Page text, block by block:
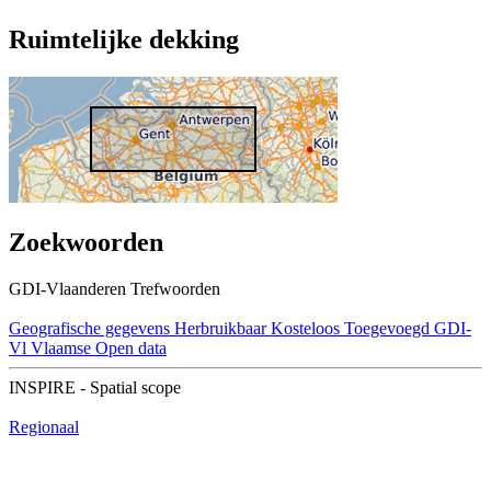
Ruimtelijke dekking
Zoekwoorden
GDI-Vlaanderen Trefwoorden
Geografische gegevens Herbruikbaar Kosteloos Toegevoegd GDI-
Vl Vlaamse Open data
INSPIRE - Spatial scope
Regionaal